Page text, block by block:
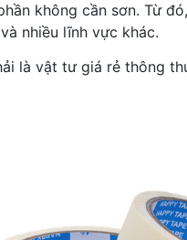
không cần sơn. Từ
nhiều lĩnh vực khác.
là vật tư giá rẻ thông